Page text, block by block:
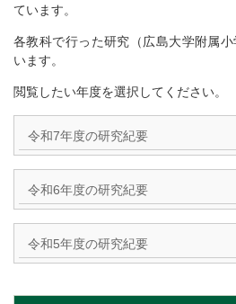
ています。
各教科で行った研究（広島大学附属
います。
閲覧したい年度を選択してください。
令和7年度の研究紀要
令和6年度の研究紀要
令和5年度の研究紀要